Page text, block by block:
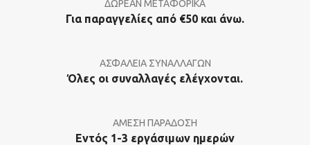
ΔΩΡΕΑΝ ΜΕΤΑΦΟΡΙΚΑ
Για παραγγελίες από €50 και άνω.
ΑΣΦΑΛΕΙΑ ΣΥΝΑΛΛΑΓΩΝ
Όλες οι συναλλαγές ελέγχονται.
ΑΜΕΣΗ ΠΑΡΑΔΟΣΗ
Εντός 1-3 εργάσιμων ημερών